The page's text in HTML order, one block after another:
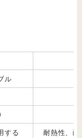
ル
する
耐熱性、